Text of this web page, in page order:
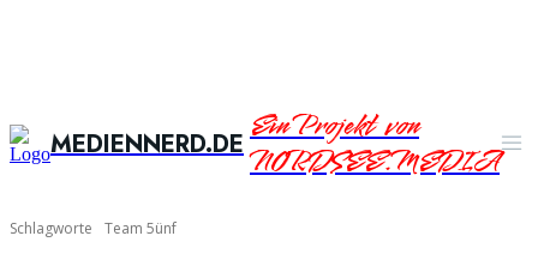
MEDIENNERD.DEEin Projekt von
NORDSEE.MEDIA
Schlagworte Team 5ünf